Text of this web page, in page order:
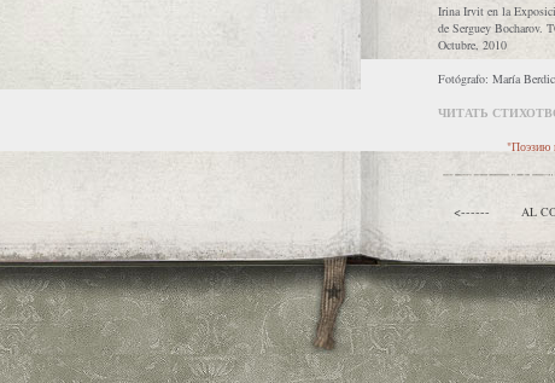
Irina Irvit en la
de Serguey Bocharov.
Octubre, 2010
Fotógrafo: María
ЧИТАТЬ
"Поэзию
<------ AL